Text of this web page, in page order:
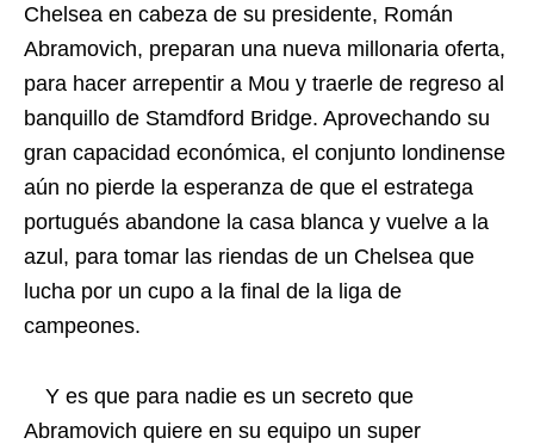
Chelsea en cabeza de su presidente, Román
Abramovich, preparan una nueva millonaria oferta,
para hacer arrepentir a Mou y traerle de regreso al
banquillo de Stamdford Bridge. Aprovechando su
gran capacidad económica, el conjunto londinense
aún no pierde la esperanza de que el estratega
portugués abandone la casa blanca y vuelve a la
azul, para tomar las riendas de un Chelsea que
lucha por un cupo a la final de la liga de
campeones.
Y es que para nadie es un secreto que
Abramovich quiere en su equipo un super